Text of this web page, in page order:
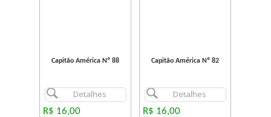
Capitão América Nº 88
Detalhes
R$ 16,00
Capitão América Nº 82
Detalhes
R$ 16,00